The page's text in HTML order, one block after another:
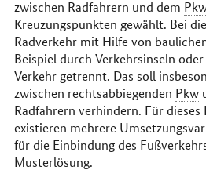
zwischen Radfahrern und dem
Kreuzungspunkten gewählt. Bei
Radverkehr mit Hilfe von
Beispiel durch Verkehrsinseln
Verkehr getrennt. Das soll
zwischen rechtsabbiegenden Pkw
Radfahrern verhindern. Für dieses
existieren mehrere
für die Einbindung des
Musterlösung.